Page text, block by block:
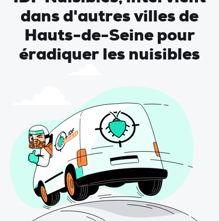
dans d'autres villes de
Hauts-de-Seine pour
éradiquer les nuisibles